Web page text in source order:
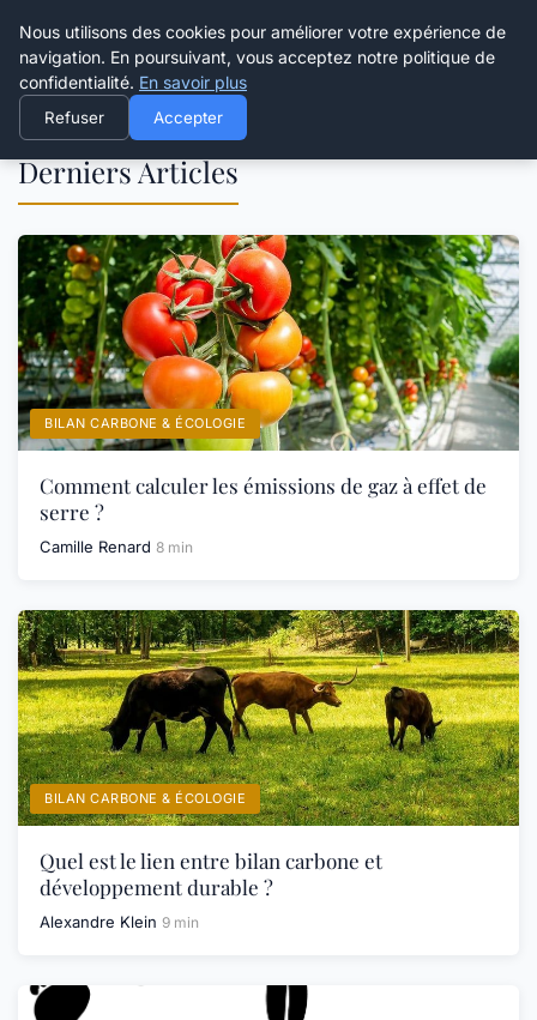
Happy Calyx Farmer
Derniers Articles
BILAN CARBONE & ÉCOLOGIE
Comment calculer les émissions de gaz à effet de
serre ?
Camille Renard 8 min
BILAN CARBONE & ÉCOLOGIE
Quel est le lien entre bilan carbone et
développement durable ?
Alexandre Klein 9 min
Nous utilisons des cookies pour améliorer votre expérience de
navigation. En poursuivant, vous acceptez notre politique de
confidentialité. En savoir plus
Refuser Accepter